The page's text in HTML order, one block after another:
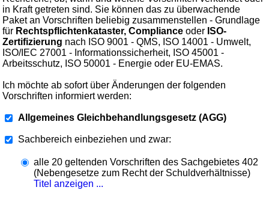
in Kraft getreten sind. Sie können das zu überwachende
Paket an Vorschriften beliebig zusammenstellen - Grundlage
für Rechtspflichtenkataster, Compliance oder ISO-
Zertifizierung nach ISO 9001 - QMS, ISO 14001 - Umwelt,
ISO/IEC 27001 - Informationssicherheit, ISO 45001 -
Arbeitsschutz, ISO 50001 - Energie oder EU-EMAS.
Ich möchte ab sofort über Änderungen der folgenden
Vorschriften informiert werden:
Allgemeines Gleichbehandlungsgesetz (AGG)
Sachbereich einbeziehen und zwar:
alle 20 geltenden Vorschriften des Sachgebietes 402
(Nebengesetze zum Recht der Schuldverhältnisse)
Titel anzeigen ...